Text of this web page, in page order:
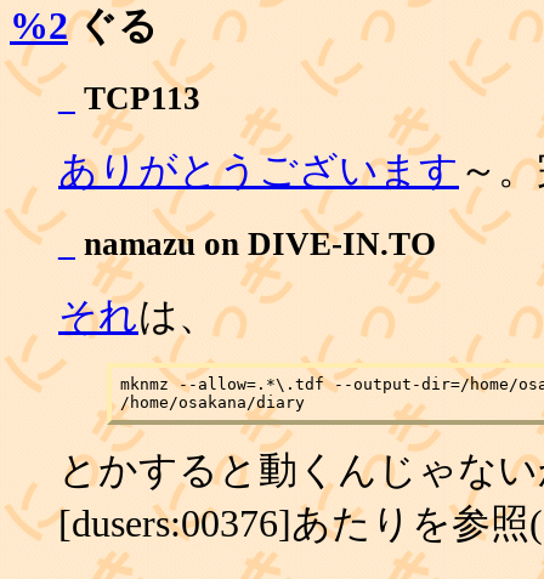
%2ぐる
TCP113
ありがとうございます ～
namazu on DIVE-IN.TO
それは、
mknmz --allow=.*\.tdf --output-dir=/home/
/home/osakana/diary
とかすると動くんじゃな
[dusers:00376]あたりを参照